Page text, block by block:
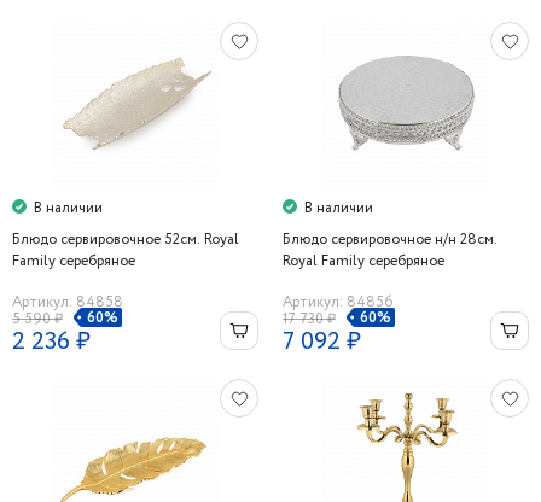
В наличии
Блюдо сервировочное 52см. Royal
Family серебряное
Артикул: 84858
5 590 ₽
60%
2 236 ₽
В наличии
Блюдо сервировочное н/н 28см.
Royal Family серебряное
Артикул: 84856
17 730 ₽
60%
7 092 ₽